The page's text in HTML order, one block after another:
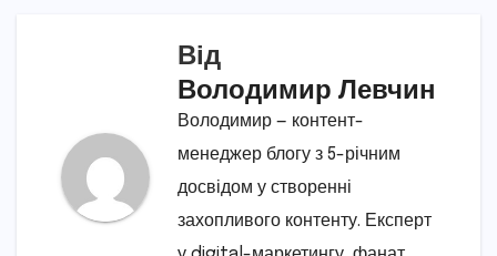
Від
Володимир Левчин
Володимир — контент-
менеджер блогу з 5-річним
досвідом у створенні
захопливого контенту. Експерт